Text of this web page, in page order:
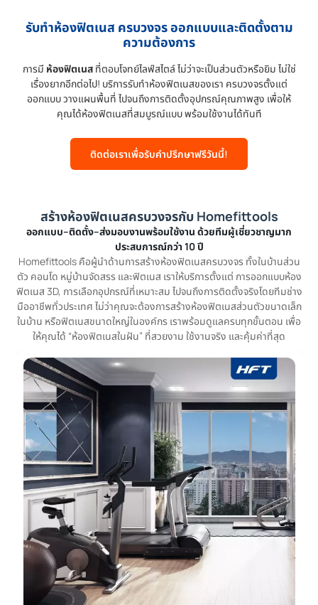
รับทำห้องฟิตเนส ครบวงจร ออกแบบและติดตั้งตาม
ความต้องการ
การมี ห้องฟิตเนสที่ตอบโจทย์ไลฟ์สไตล์ ไม่ว่าจะเป็นส่วนตัวหรือยิม ไม่ใช่
เรื่องยากอีกต่อไป! บริการรับทำห้องฟิตเนสของเรา ครบวงจรตั้งแต่
ออกแบบ วางแผนพื้นที่ ไปจนถึงการติดตั้งอุปกรณ์คุณภาพสูง เพื่อให้
คุณได้ห้องฟิตเนสที่สมบูรณ์แบบ พร้อมใช้งานได้ทันที
ติดต่อเราเพื่อรับคำปรึกษาฟรีวันนี้!
สร้างห้องฟิตเนสครบวงจรกับ Homefittools
ออกแบบ–ติดตั้ง–ส่งมอบงานพร้อมใช้งาน ด้วยทีมผู้เชี่ยวชาญมาก
ประสบการณ์กว่า 10 ปี
Homefittools คือผู้นำด้านการสร้างห้องฟิตเนสครบวงจร ทั้งในบ้านส่วน
ตัว คอนโด หมู่บ้านจัดสรร และฟิตเนส เราให้บริการตั้งแต่ การออกแบบห้อง
ฟิตเนส 3D, การเลือกอุปกรณ์ที่เหมาะสม ไปจนถึงการติดตั้งจริงโดยทีมช่าง
มืออาชีพทั่วประเทศ ไม่ว่าคุณจะต้องการสร้างห้องฟิตเนสส่วนตัวขนาดเล็ก
ในบ้าน หรือฟิตเนสขนาดใหญ่ในองค์กร เราพร้อมดูแลครบทุกขั้นตอน เพื่อ
ให้คุณได้ “ห้องฟิตเนสในฝัน” ที่สวยงาม ใช้งานจริง และคุ้มค่าที่สุด